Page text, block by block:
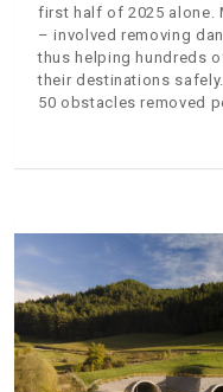
first half of 2025 alone.
– involved removing
thus helping hundreds
their destinations
50 obstacles removed